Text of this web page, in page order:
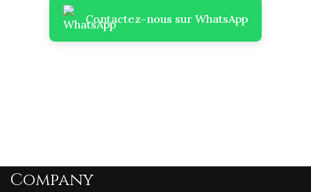
Contactez-nous sur WhatsApp
Company